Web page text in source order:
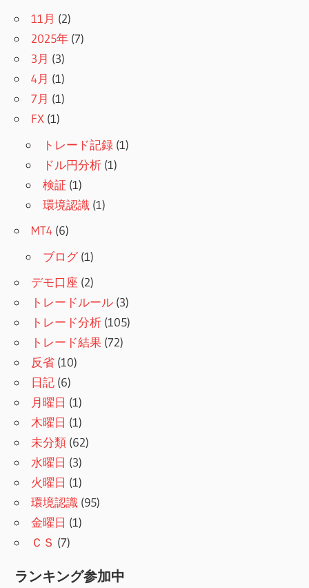
11月 (2)
2025年 (7)
3月 (3)
4月 (1)
7月 (1)
FX (1)
トレード記録 (1)
ドル円分析 (1)
検証 (1)
環境認識 (1)
MT4 (6)
ブログ(1)
デモ口座 (2)
トレードルール (3)
トレード分析 (105)
トレード結果 (72)
反省 (10)
日記 (6)
月曜日 (1)
木曜日 (1)
未分類 (62)
水曜日 (3)
火曜日 (1)
環境認識 (95)
金曜日 (1)
ＣＳ (7)
ランキング参加中